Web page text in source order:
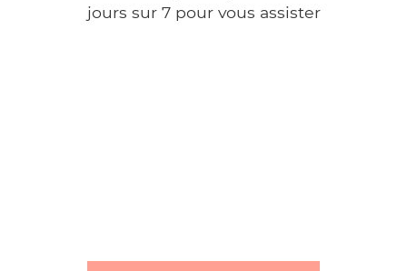
jours sur 7 pour vous assister